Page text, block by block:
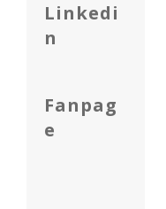
Linkedi
n
Fanpag
e